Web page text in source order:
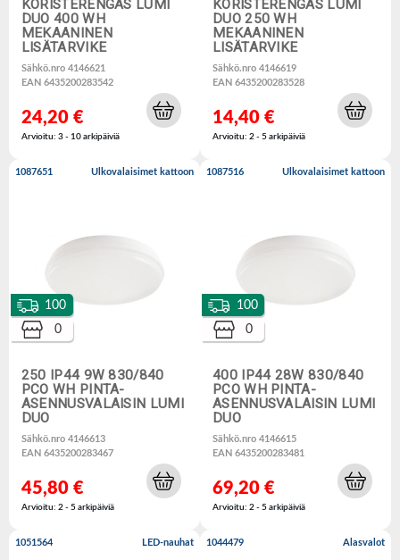
KORISTERENGAS LUMI
DUO 400 WH
MEKAANINEN
LISÄTARVIKE
Sähkö.nro 4146621
EAN 6435200283542
24,20 €
Arvioitu: 3 - 10 arkipäiviä
KORISTERENGAS LUMI
DUO 250 WH
MEKAANINEN
LISÄTARVIKE
Sähkö.nro 4146619
EAN 6435200283528
14,40 €
Arvioitu: 2 - 5 arkipäiviä
1087651 Ulkovalaisimet kattoon
250 IP44 9W 830/840
PCO WH PINTA-
ASENNUSVALAISIN LUMI
DUO
Sähkö.nro 4146613
EAN 6435200283467
100
0
45,80 €
Arvioitu: 2 - 5 arkipäiviä
1087516 Ulkovalaisimet kattoon
400 IP44 28W 830/840
PCO WH PINTA-
ASENNUSVALAISIN LUMI
DUO
Sähkö.nro 4146615
EAN 6435200283481
100
0
69,20 €
Arvioitu: 2 - 5 arkipäiviä
1051564 LED-nauhat 1044479 Alasvalot